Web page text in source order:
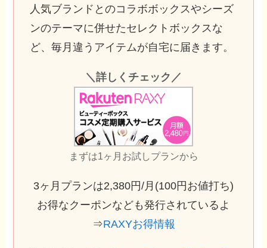
人気ブランドとのコラボボックスやシーズ
ンのテーマに併せたセレクトボックスな
ど、毎月違うアイテムが自宅に届きます。
＼詳しくチェック／
まずは1ヶ月お試しプランから
3ヶ月プランは2,380円/月(100円お値打ち)
お得なクーポンなども発行されているよ
⇒RAXYお得情報